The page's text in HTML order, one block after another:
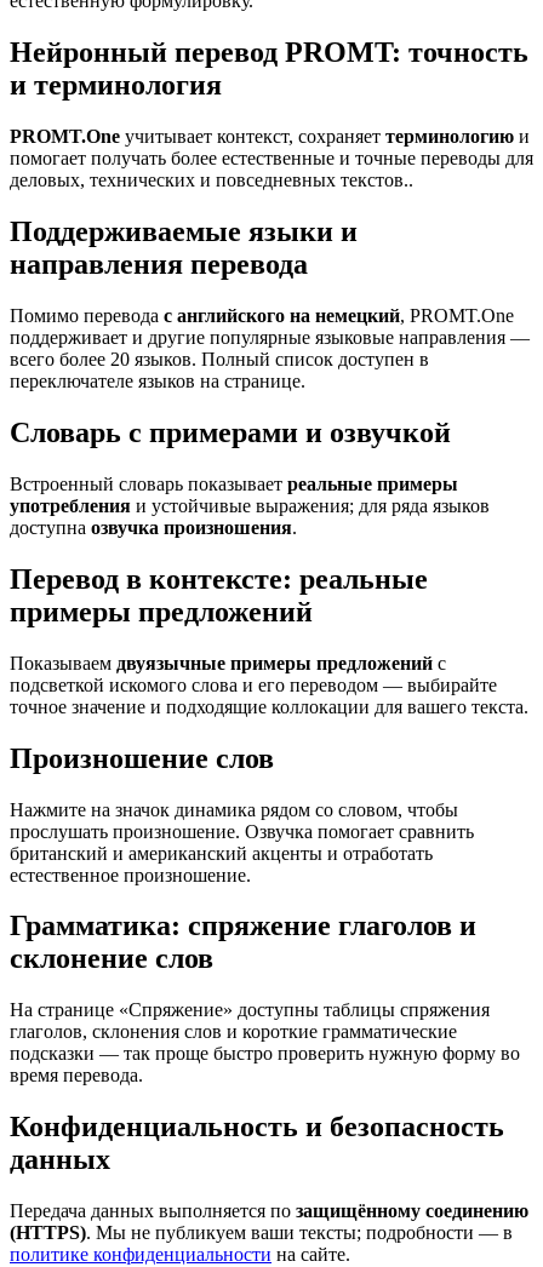
Нейронный перевод PROMT: точность
и терминология
PROMT.One учитывает контекст, сохраняет терминологию и
помогает получать более естественные и точные переводы для
деловых, технических и повседневных текстов..
Поддерживаемые языки и
направления перевода
Помимо перевода с английского на немецкий, PROMT.One
поддерживает и другие популярные языковые направления —
всего более 20 языков. Полный список доступен в
переключателе языков на странице.
Словарь с примерами и озвучкой
Встроенный словарь показывает реальные примеры
употребления и устойчивые выражения; для ряда языков
доступна озвучка произношения.
Перевод в контексте: реальные
примеры предложений
Показываем двуязычные примеры предложений с
подсветкой искомого слова и его переводом — выбирайте
точное значение и подходящие коллокации для вашего текста.
Произношение слов
Нажмите на значок динамика рядом со словом, чтобы
прослушать произношение. Озвучка помогает сравнить
британский и американский акценты и отработать
естественное произношение.
Грамматика: спряжение глаголов и
склонение слов
На странице «Спряжение» доступны таблицы спряжения
глаголов, склонения слов и короткие грамматические
подсказки — так проще быстро проверить нужную форму во
время перевода.
Конфиденциальность и безопасность
данных
Передача данных выполняется по защищённому соединению
(HTTPS). Мы не публикуем ваши тексты; подробности — в
политике конфиденциальности на сайте.